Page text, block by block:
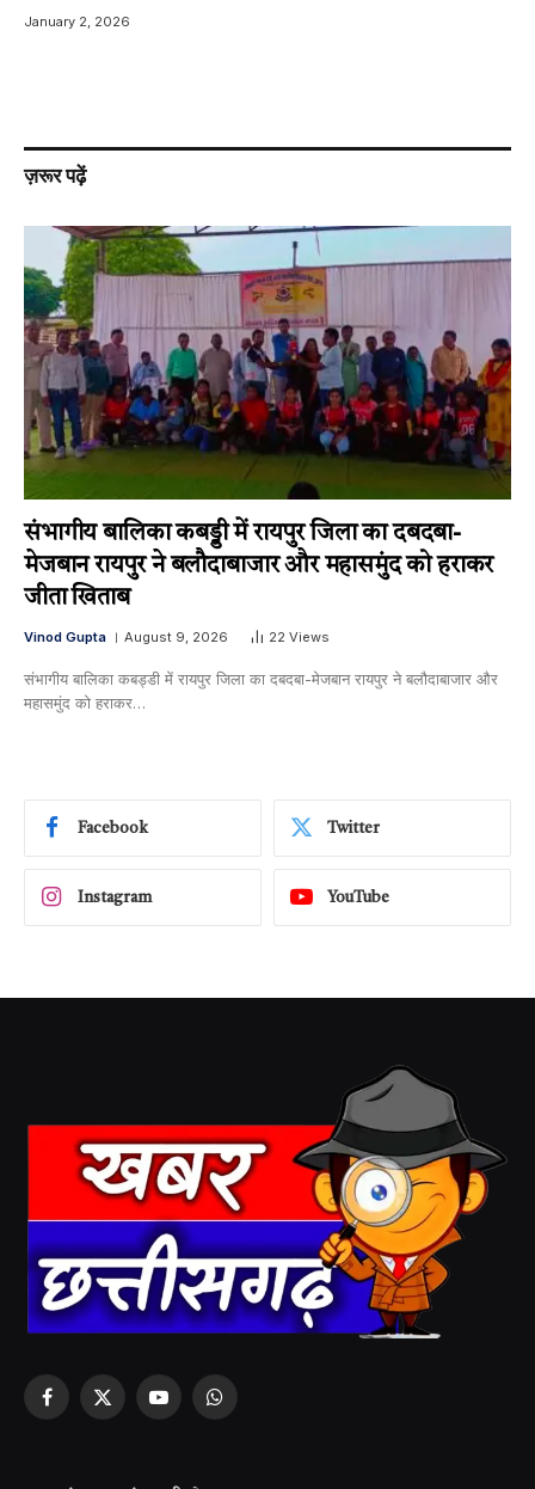
January 2, 2026
ज़रूर पढ़ें
संभागीय बालिका कबड्डी में रायपुर जिला का दबदबा-​
मेजबान रायपुर ने बलौदाबाजार और महासमुंद को हराकर
जीता खिताब
Vinod Gupta August 9, 2026 22 Views
संभागीय बालिका कबड्डी में रायपुर जिला का दबदबा-​मेजबान रायपुर ने बलौदाबाजार और
महासमुंद को हराकर…
Facebook Twitter
Instagram YouTube
Facebook
X
YouTubeWhatsApp